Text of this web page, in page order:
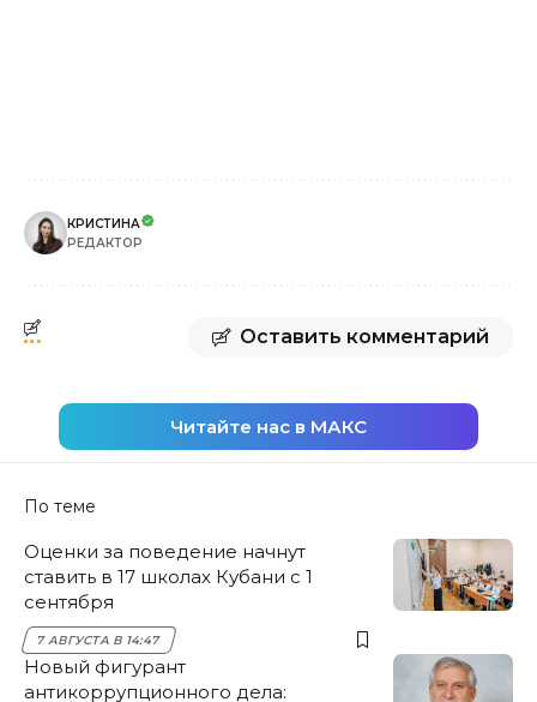
КРИСТИНА
РЕДАКТОР
Оставить комментарий
Читайте нас в МАКС
По теме
Оценки за поведение начнут
ставить в 17 школах Кубани с 1
сентября
7 АВГУСТА В 14:47
Новый фигурант
антикоррупционного дела: